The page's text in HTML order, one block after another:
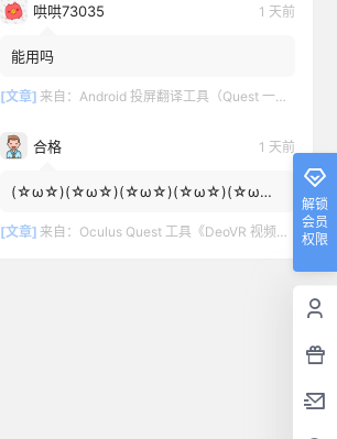
哄哄73035 1 天前
能用吗
[文章] 来自： Android 投屏翻译工具（Quest 一键投屏和翻译）
合格 1 天前
(☆ω☆)(☆ω☆)(☆ω☆)(☆ω☆)(☆ω☆)
[文章] 来自： Oculus Quest 工具《DeoVR 视频播放器汉化中文版》DeoVR Quest
解锁
会员
权限